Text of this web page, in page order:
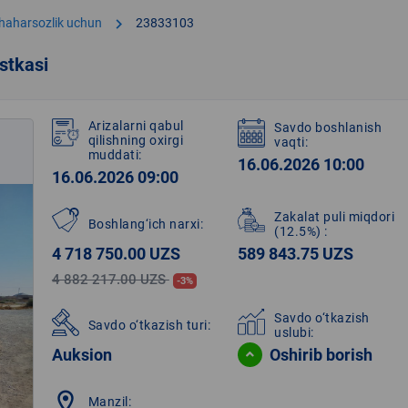
uchun chevron_right 23833103
Arizalarni qabul
qilishning oxirgi
muddati:
16.06.2026 09:00
Savdo boshlanish
vaqti:
16.06.2026 10:00
Boshlang‘ich narxi:
4 718 750.00 UZS
4 882 217.00 UZS -3%
Zakalat puli miqdori
(12.5%) :
589 843.75 UZS
Savdo o‘tkazish turi:
Auksion
Savdo o‘tkazish
uslubi:
Oshirib borish
location_on Manzil: